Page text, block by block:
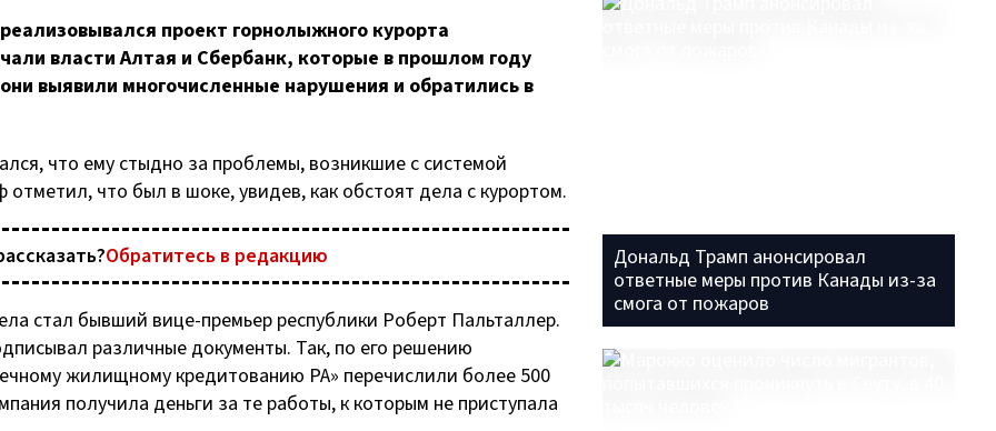
проект горнолыжного курорта
власти Алтая и Сбербанк, которые в прошлом году
выявили многочисленные нарушения и обратились в
что ему стыдно за проблемы, возникшие с системой
отметил, что был в шоке, увидев, как обстоят дела с курортом.
стал бывший вице-премьер республики Роберт Пальталлер.
различные документы. Так, по его решению
жилищному кредитованию РА» перечислили более 500
получила деньги за те работы, к которым не приступала
Обратитесь в редакцию
Дональд Трамп анонсировал
ответные меры против Канады из-за
смога от пожаров